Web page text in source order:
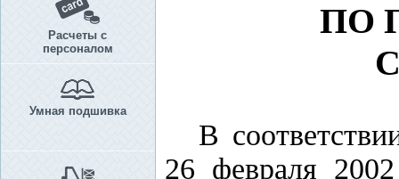
Расчеты с
персоналом
Умная подшивка
ПО
В
26 февраля